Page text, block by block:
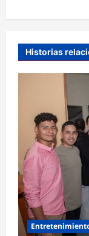
c
e
n
t
r
Historias